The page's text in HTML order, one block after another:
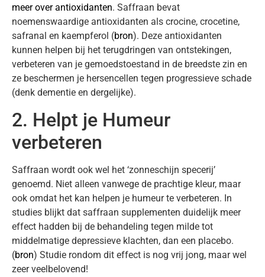
meer over antioxidanten. Saffraan bevat
noemenswaardige antioxidanten als crocine, crocetine,
safranal en kaempferol (bron). Deze antioxidanten
kunnen helpen bij het terugdringen van ontstekingen,
verbeteren van je gemoedstoestand in de breedste zin en
ze beschermen je hersencellen tegen progressieve schade
(denk dementie en dergelijke).
2. Helpt je Humeur
verbeteren
Saffraan wordt ook wel het ‘zonneschijn specerij’
genoemd. Niet alleen vanwege de prachtige kleur, maar
ook omdat het kan helpen je humeur te verbeteren. In
studies blijkt dat saffraan supplementen duidelijk meer
effect hadden bij de behandeling tegen milde tot
middelmatige depressieve klachten, dan een placebo.
(bron) Studie rondom dit effect is nog vrij jong, maar wel
zeer veelbelovend!